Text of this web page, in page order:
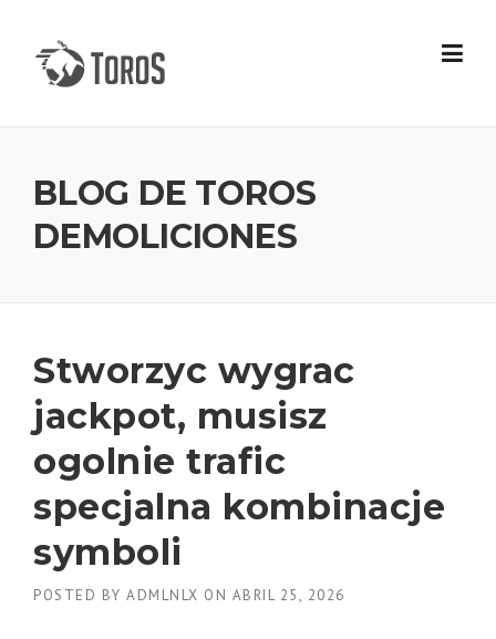
content
BLOG DE TOROS
DEMOLICIONES
Stworzyc wygrac
jackpot, musisz
ogolnie trafic
specjalna kombinacje
symboli
POSTED BY ADMLNLX ON ABRIL 25, 2026